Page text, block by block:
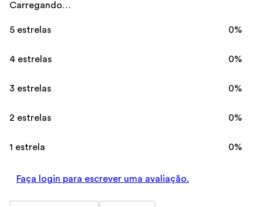
Carregando…
5 estrelas 0%
4 estrelas 0%
3 estrelas 0%
2 estrelas 0%
1 estrela 0%
Faça login para escrever uma avaliação.